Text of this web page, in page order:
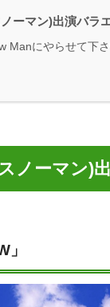
ーマン)出演バラ
Manにやらせて下さ
ノーマン)
」